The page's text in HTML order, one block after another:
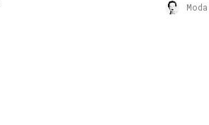
Moda